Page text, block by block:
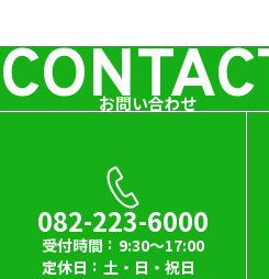
お問い合わせ
082-223-6000
受付時間
9:30～17:00
定休日
土・日・祝日